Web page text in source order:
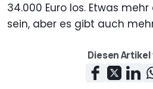
34.000 Euro los. Etwas
sein, aber es gibt auch
Diesen